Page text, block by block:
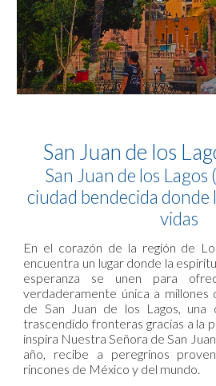
San Juan de los
San Juan de los Lagos
ciudad bendecida
vidas
En el corazón de la región de
encuentra un lugar donde la
esperanza se unen para
verdaderamente única a millones
de San Juan de los Lagos, una
trascendido fronteras gracias a la
inspira Nuestra Señora de San
año, recibe a peregrinos
rincones de México y del mundo.